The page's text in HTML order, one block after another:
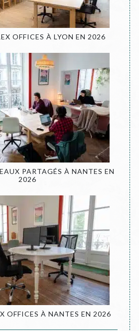
OFFICES À LYON EN 2026
PARTAGÉS À NANTES EN
2026
OFFICES À NANTES EN 2026